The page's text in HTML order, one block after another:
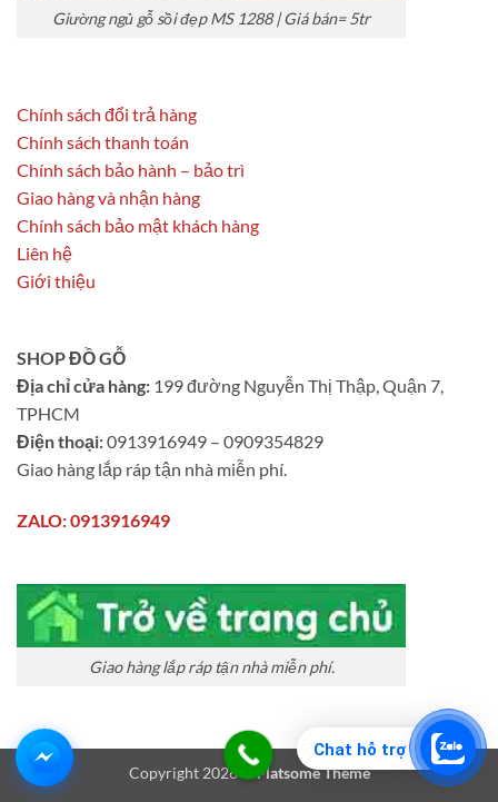
Chat hỗ trợ
Giường ngủ gỗ sồi đẹp MS 1288 | Giá bán= 5tr
Chính sách đổi trả hàng
Chính sách thanh toán
Chính sách bảo hành – bảo trì
Giao hàng và nhận hàng
Chính sách bảo mật khách hàng
Liên hệ
Giới thiệu
SHOP ĐỒ GỖ
Địa chỉ cửa hàng: 199 đường Nguyễn Thị Thập, Quận 7,
TPHCM
Điện thoại:0913916949 – 0909354829
Giao hàng lắp ráp tận nhà miễn phí.
ZALO: 0913916949
Giao hàng lắp ráp tận nhà miễn phí.
Copyright 2026 ©Flatsome Theme